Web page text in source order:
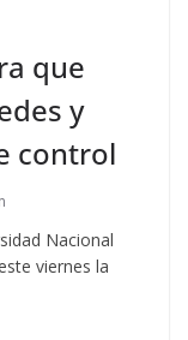
que
y
control
Nacional
viernes la